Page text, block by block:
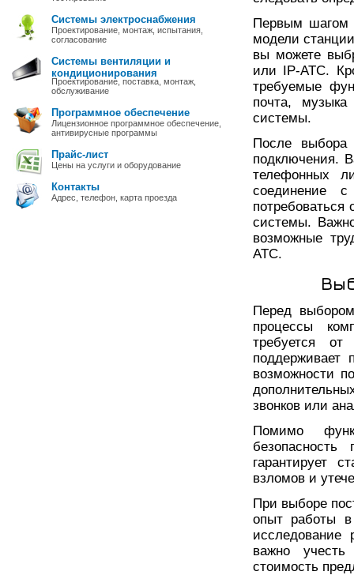
Системы электроснабжения
Проектирование, монтаж, испытания,
согласование
Системы вентиляции и
кондиционирования
Проектирование, поставка, монтаж,
обслуживание
Программное обеспечение
Лицензионное программное обеспечение,
антивирусные программы
Прайс-лист
Цены на услуги и оборудование
Контакты
Адрес, телефон, карта проезда
Первым шагом
модели
вы можете
или IP-АТС.
требуемые
почта,
системы.
После выбора
подключения.
телефонных
соединение
системы.
возможные
АТС.
Перед
процессы
требуется
поддерживает
возможности
звонков или
Помимо
гарантирует
взломов и
При выборе
опыт работы в
исследование
важно
стоимость